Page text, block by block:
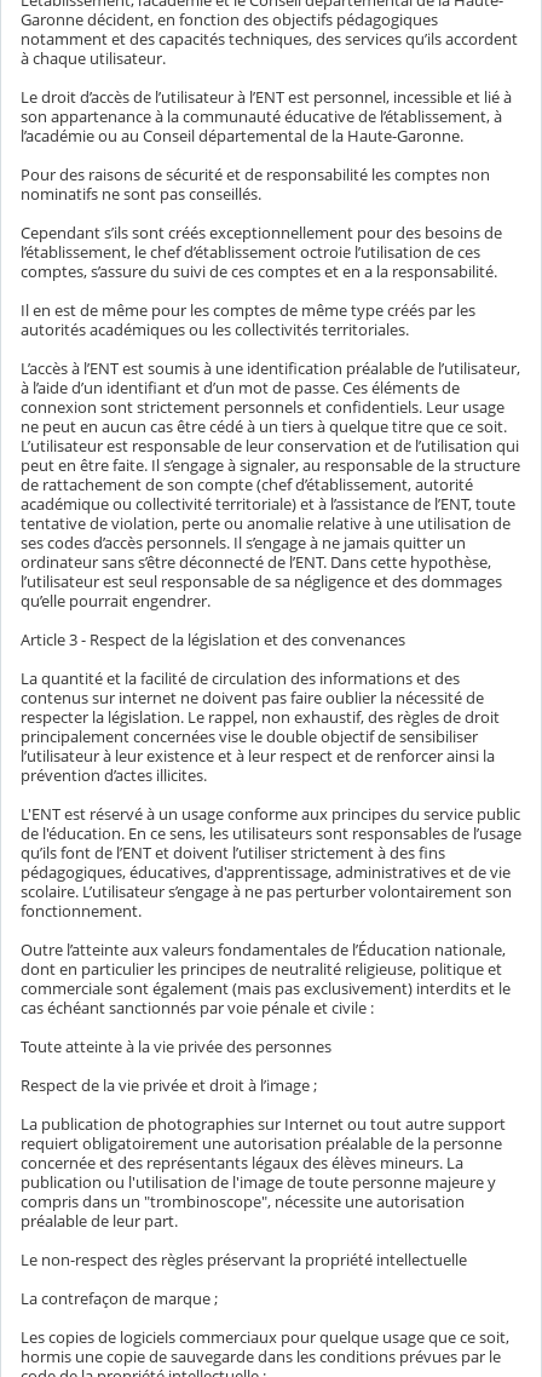
Garonne décident, en fonction des objectifs pédagogiques
notamment et des capacités techniques, des services qu’ils accordent
à chaque utilisateur.
Le droit d’accès de l’utilisateur à l’ENT est personnel, incessible et lié à
son appartenance à la communauté éducative de l’établissement, à
l’académie ou au Conseil départemental de la Haute-Garonne.
Pour des raisons de sécurité et de responsabilité les comptes non
nominatifs ne sont pas conseillés.
Cependant s’ils sont créés exceptionnellement pour des besoins de
l’établissement, le chef d’établissement octroie l’utilisation de ces
comptes, s’assure du suivi de ces comptes et en a la responsabilité.
Il en est de même pour les comptes de même type créés par les
autorités académiques ou les collectivités territoriales.
L’accès à l’ENT est soumis à une identification préalable de l’utilisateur,
à l’aide d’un identifiant et d’un mot de passe. Ces éléments de
connexion sont strictement personnels et confidentiels. Leur usage
ne peut en aucun cas être cédé à un tiers à quelque titre que ce soit.
L’utilisateur est responsable de leur conservation et de l’utilisation qui
peut en être faite. Il s’engage à signaler, au responsable de la structure
de rattachement de son compte (chef d’établissement, autorité
académique ou collectivité territoriale) et à l’assistance de l’ENT, toute
tentative de violation, perte ou anomalie relative à une utilisation de
ses codes d’accès personnels. Il s’engage à ne jamais quitter un
ordinateur sans s’être déconnecté de l’ENT. Dans cette hypothèse,
l’utilisateur est seul responsable de sa négligence et des dommages
qu’elle pourrait engendrer.
Article 3 - Respect de la législation et des convenances
La quantité et la facilité de circulation des informations et des
contenus sur internet ne doivent pas faire oublier la nécessité de
respecter la législation. Le rappel, non exhaustif, des règles de droit
principalement concernées vise le double objectif de sensibiliser
l’utilisateur à leur existence et à leur respect et de renforcer ainsi la
prévention d’actes illicites.
L'ENT est réservé à un usage conforme aux principes du service public
de l'éducation. En ce sens, les utilisateurs sont responsables de l’usage
qu’ils font de l’ENT et doivent l’utiliser strictement à des fins
pédagogiques, éducatives, d'apprentissage, administratives et de vie
scolaire. L’utilisateur s’engage à ne pas perturber volontairement son
fonctionnement.
Outre l’atteinte aux valeurs fondamentales de l’Éducation nationale,
dont en particulier les principes de neutralité religieuse, politique et
commerciale sont également (mais pas exclusivement) interdits et le
cas échéant sanctionnés par voie pénale et civile :
Toute atteinte à la vie privée des personnes
Respect de la vie privée et droit à l’image ;
La publication de photographies sur Internet ou tout autre support
requiert obligatoirement une autorisation préalable de la personne
concernée et des représentants légaux des élèves mineurs. La
publication ou l'utilisation de l'image de toute personne majeure y
compris dans un "trombinoscope", nécessite une autorisation
préalable de leur part.
Le non-respect des règles préservant la propriété intellectuelle
La contrefaçon de marque ;
Les copies de logiciels commerciaux pour quelque usage que ce soit,
hormis une copie de sauvegarde dans les conditions prévues par le